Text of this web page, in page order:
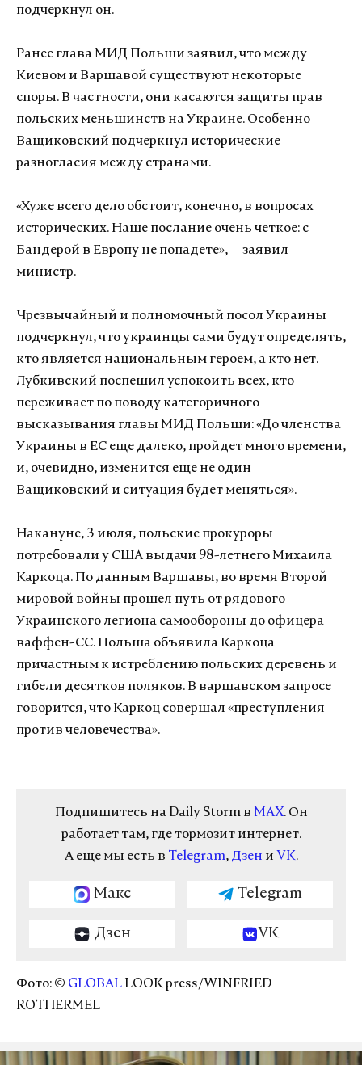
подчеркнул он.
Ранее глава МИД Польши заявил, что между
Киевом и Варшавой существуют некоторые
споры. В частности, они касаются защиты прав
польских меньшинств на Украине. Особенно
Ващиковский подчеркнул исторические
разногласия между странами.
«Хуже всего дело обстоит, конечно, в вопросах
исторических. Наше послание очень четкое: с
Бандерой в Европу не попадете», — заявил
министр.
Чрезвычайный и полномочный посол Украины
подчеркнул, что украинцы сами будут определять,
кто является национальным героем, а кто нет.
Лубкивский поспешил успокоить всех, кто
переживает по поводу категоричного
высказывания главы МИД Польши: «До членства
Украины в ЕС еще далеко, пройдет много времени,
и, очевидно, изменится еще не один
Ващиковский и ситуация будет меняться».
Накануне, 3 июля, польские прокуроры
потребовали у США выдачи 98-летнего Михаила
Каркоца. По данным Варшавы, во время Второй
мировой войны прошел путь от рядового
Украинского легиона самообороны до офицера
ваффен-СС. Польша объявила Каркоца
причастным к истреблению польских деревень и
гибели десятков поляков. В варшавском запросе
говорится, что Каркоц совершал «преступления
против человечества».
Подпишитесь на Daily Storm в MAX. Он
работает там, где тормозит интернет.
А еще мы есть в Telegram, Дзен и VK.
Макс Telegram
Дзен VK
Фото: © GLOBAL LOOK press/WINFRIED
ROTHERMEL